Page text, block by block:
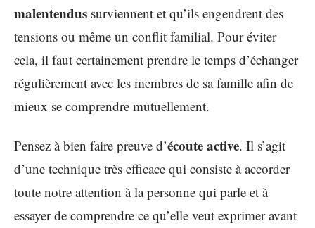
malentendus surviennent et qu’ils engendrent des
tensions ou même un conflit familial. Pour éviter
cela, il faut certainement prendre le temps d’échanger
régulièrement avec les membres de sa famille afin de
mieux se comprendre mutuellement.
Pensez à bien faire preuve d’écoute active. Il s’agit
d’une technique très efficace qui consiste à accorder
toute notre attention à la personne qui parle et à
essayer de comprendre ce qu’elle veut exprimer avant